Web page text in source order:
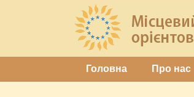
Головна Про нас